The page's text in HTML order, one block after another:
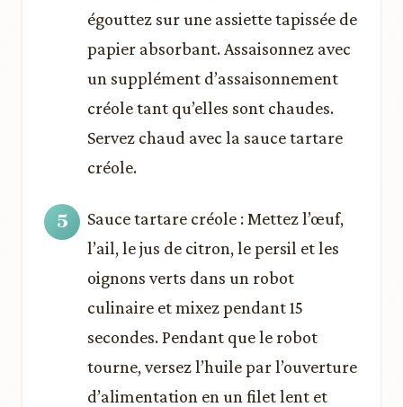
égouttez sur une assiette tapissée de
papier absorbant. Assaisonnez avec
un supplément d’assaisonnement
créole tant qu’elles sont chaudes.
Servez chaud avec la sauce tartare
créole.
Sauce tartare créole : Mettez l’œuf,
l’ail, le jus de citron, le persil et les
oignons verts dans un robot
culinaire et mixez pendant 15
secondes. Pendant que le robot
tourne, versez l’huile par l’ouverture
d’alimentation en un filet lent et